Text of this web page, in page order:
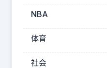
高
，
看
车
不
NBA
体育
社会